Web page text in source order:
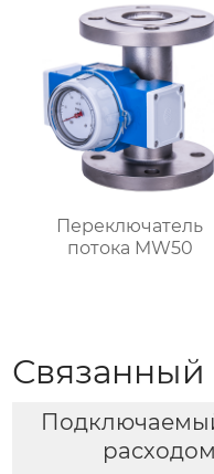
поток
Переключатель
потока MW50
Связанный